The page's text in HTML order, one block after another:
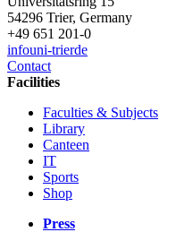
54296 Trier, Germany
+49 651 201-0
infouni-trierde
Contact
Facilities
Faculties & Subjects
Library
Canteen
IT
Sports
Shop
Press